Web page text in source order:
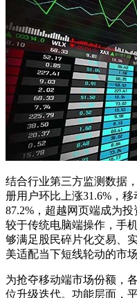
结合行业第三方监测数据
册用户环比上涨31.6%，
87.2%，超越网页端成为
较于传统电脑端操作，手
够满足股民碎片化交易、
美适配当下短线轮动的市
为抢夺移动端市场份额，
位升级迭代。功能层面，